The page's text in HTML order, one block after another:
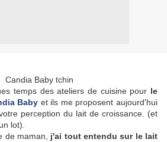
temps des ateliers de cuisine pour le
Baby et ils me proposent aujourd'hui
perception du lait de croissance. (et
lot).
de maman, j'ai tout entendu sur le lait